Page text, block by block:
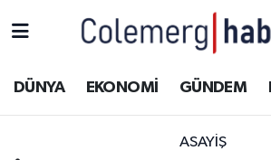
DÜNYA EKONOMİ GÜNDEM
ASAYİŞ
ASAYİŞ
Hakkâri Hava Durumu